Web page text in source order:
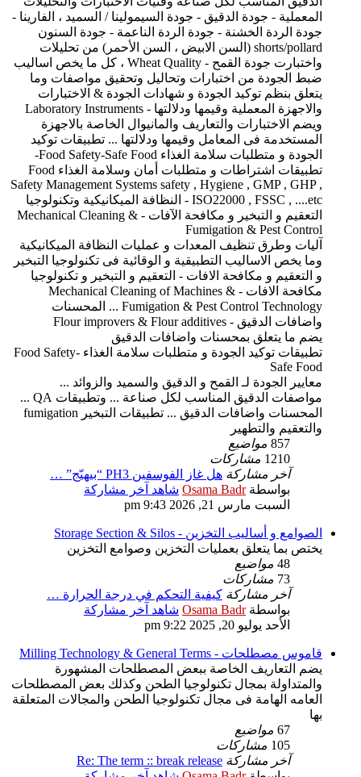
المعملية - جودة الدقيق - جودة السيمولينا / السميد ، الفارينا -
جودة الردة الخشنة - جودة الردة الناعمة - جودة السنون
shorts/pollard (السن الابيض ، السن الأحمر) من تحليلات
واختبارت جودة القمح - Wheat Quality ، كل ما يخص اساليب
ضبط الجودة من اختبارات وتحاليل وتحقيق مواصفات وما
يتعلق بنظم توكيد الجودة و شهادات الجودة & الاختبارات
والاجهزة المعملية وقيمها ودلالتها - Laboratory Instruments
ويضم الاختبارات والتعاريف والمانيوال الخاصة بالاجهزة
المستخدمة فى المعامل وقيمها ودلالتها ... تطبيقات توكيد
الجودة و متطلبات سلامة الغذاء Food Safety-Safe Food-
تطبيقات اشتراطات و متطلبات أمان وسلامة الغذاء Food
Safety Management Systems safety , Hygiene , GMP , GHP ,
ISO22000 , FSSC , ....etc - النظافة الميكانيكية وتكنولوجيا
التعقيم و التبخير و مكافحة الآفات - Mechanical Cleaning &
Fumigation & Pest Control
آليات وطرق تنظيف المعدات و عمليات النظافة الميكانيكية
وما يخص الاساليب التطبيقية و الوقائية فى تكنولوجيا التبخير
و التعقيم و مكافحة الافات - التعقيم و التبخير و تكنولوجيا
مكافحة الافات - Mechanical Cleaning of Machines &
Fumigation & Pest Control Technology ... المحسنات
واضافات الدقيق - Flour improvers & Flour additives
يضم ما يتعلق بمحسنات واضافات الدقيق
تطبيقات توكيد الجودة و متطلبات سلامة الغذاء Food Safety-
Safe Food
معايير الجودة لـ القمح و الدقيق والسميد والزوائد ...
مواصفات الدقيق المناسب لكل صناعة ... وتطبيقات QA ...
المحسنات واضافات الدقيق ... تطبيقات التبخير fumigation
والتعقيم والتطهير
857 مواضيع
1210 مشاركات
آخر مشاركة هل غاز الفوسفين PH3 “بيهيّج” …
بواسطةOsama Badr شاهد آخر مشاركة
السبت مارس 21, 2026 9:43 pm
الصوامع و أساليب التخزين - Storage Section & Silos
يختص بما يتعلق بعمليات التخزين وصوامع التخزين
48 مواضيع
73 مشاركات
آخر مشاركة كيفية التحكم في درجة الحرارة …
بواسطةOsama Badr شاهد آخر مشاركة
الأحد يوليو 20, 2025 9:22 pm
قاموس مصطلحات - Milling Technology & General Terms
يضم التعاريف الخاصة ببعض المصطلحات المشهورة
والمتداولة بمجال تكنولوجيا الطحن وكذلك بعض المصطلحات
العامه الهامة فى مجال تكنولوجيا الطحن والمجالات المتعلقة
بها
67 مواضيع
105 مشاركات
آخر مشاركة Re: The term :: break release